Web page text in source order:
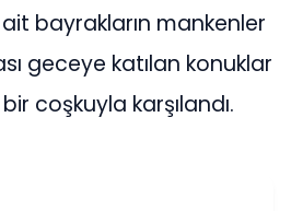
bayrakların mankenler
geceye katılan konuklar
coşkuyla karşılandı.